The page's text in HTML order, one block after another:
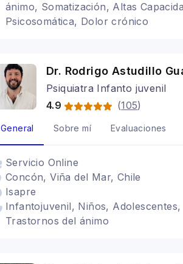
ánimo, Somatización, Altas
Psicosomática, Dolor crónico
Dr. Rodrigo Astudillo
Psiquiatra Infanto juvenil
4.9
(105)
General Sobre mí Evaluaciones
Servicio Online
Concón, Viña del Mar, Chile
Isapre
Infantojuvenil, Niños,
Trastornos del ánimo